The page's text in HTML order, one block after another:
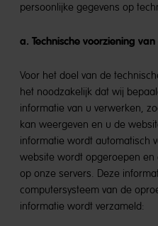
persoonlijke gegevens op
a. Technische voorziening
Voor het doel van de
het noodzakelijk dat wij
informatie van u verwerken,
kan weergeven en u de
informatie wordt automatisch
website wordt opgeroepen
op onze servers. Deze
computersysteem van de
informatie wordt verzameld: